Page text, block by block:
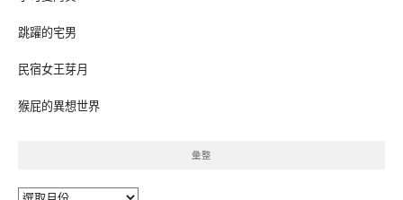
跳躍的宅男
民宿女王芽月
猴屁的異想世界
彙整
彙